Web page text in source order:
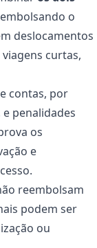
o
deslocamentos
curtas,
contas, por
penalidades
os
e
reembolsam
podem ser
ou